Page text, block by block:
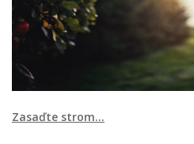
Zasaďte strom…